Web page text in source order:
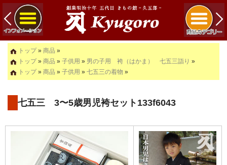
トップ» 商品 »
トップ» 商品 » 子供用 » 男の子用 袴（はかま） 七五三詣り »
トップ» 商品 » 子供用 » 七五三の着物 »
七五三 3〜5歳男児袴セット133f6043